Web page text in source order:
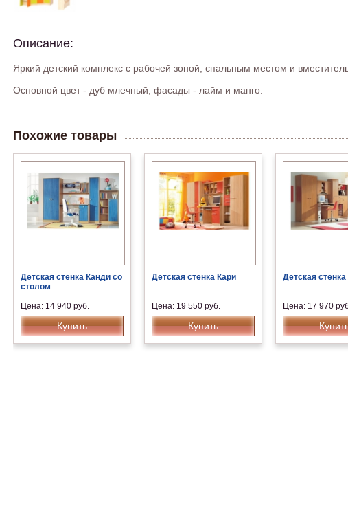
Описание:
Яркий детский комплекс с рабочей зоной, спальным местом и
Основной цвет - дуб млечный, фасады - лайм и манго.
Похожие товары
Детская стенка Канди со
столом
Цена: 14 940 руб.
Купить
Детская стенка Кари
Цена: 19 550 руб.
Купить
Детская
Цена: 17 970